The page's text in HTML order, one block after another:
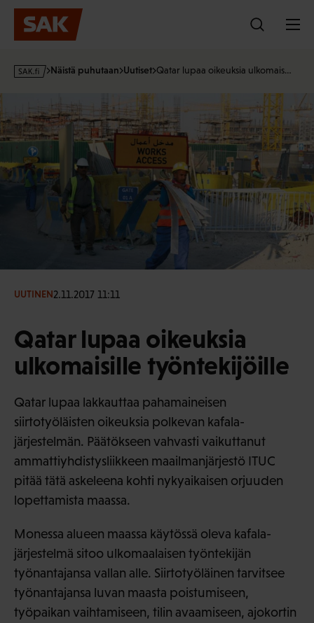
Hyppää
sisältöön
s
f
i
Näistä puhutaan Uutiset Qatar lupaa oikeuksia ulkomais…
UUTINEN2.11.2017 11:11
Qatar lupaa oikeuksia
ulkomaisille työntekijöille
Qatar lupaa lakkauttaa pahamaineisen
siirtotyöläisten oikeuksia polkevan kafala-
järjestelmän. Päätökseen vahvasti vaikuttanut
ammattiyhdistysliikkeen maailmanjärjestö ITUC
pitää tätä askeleena kohti nykyaikaisen orjuuden
lopettamista maassa.
Monessa alueen maassa käytössä oleva kafala-
järjestelmä sitoo ulkomaalaisen työntekijän
työnantajansa vallan alle. Siirtotyöläinen tarvitsee
työnantajansa luvan maasta poistumiseen,
työpaikan vaihtamiseen, tilin avaamiseen, ajokortin